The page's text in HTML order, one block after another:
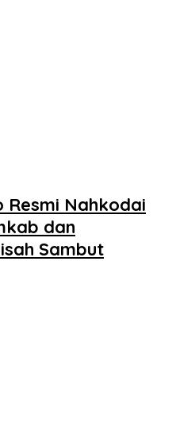
Resmi Nahkodai
dan
Sambut